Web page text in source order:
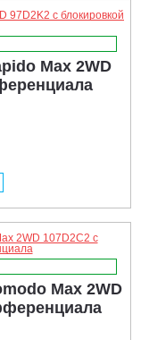
Max 2WD
Max 2WD